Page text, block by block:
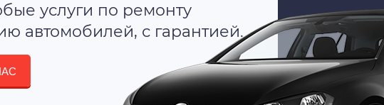
услуги по ремонту
автомобилей, с гарантией.